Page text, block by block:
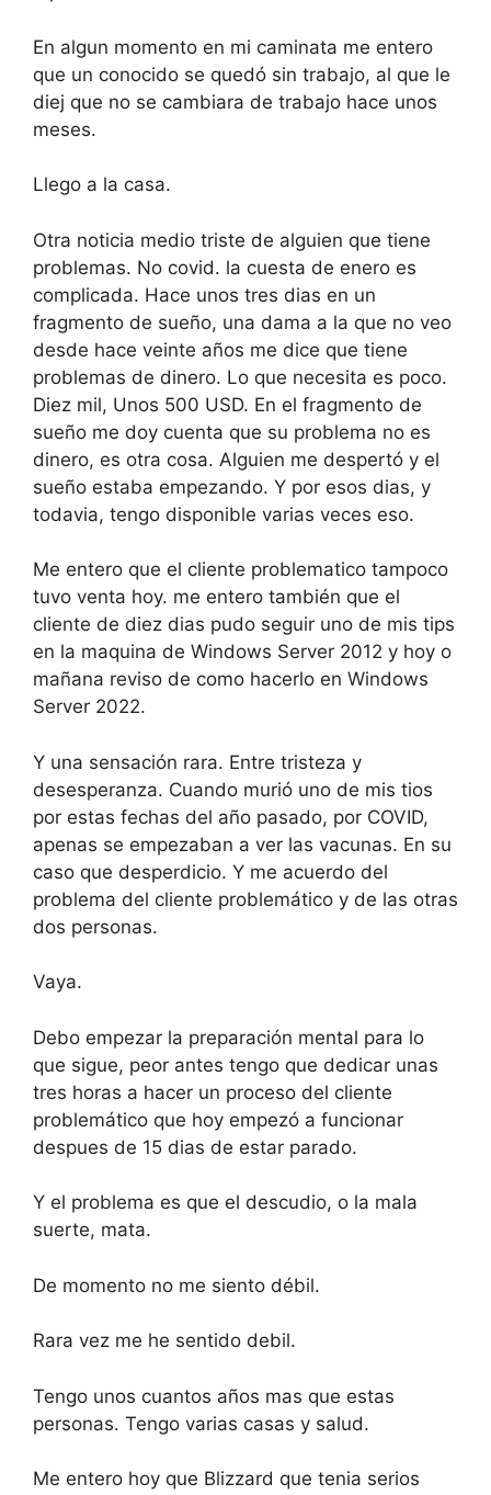
En algun momento en mi caminata me entero
que un conocido se quedó sin trabajo, al que le
diej que no se cambiara de trabajo hace unos
meses.
Llego a la casa.
Otra noticia medio triste de alguien que tiene
problemas. No covid. la cuesta de enero es
complicada. Hace unos tres dias en un
fragmento de sueño, una dama a la que no veo
desde hace veinte años me dice que tiene
problemas de dinero. Lo que necesita es poco.
Diez mil, Unos 500 USD. En el fragmento de
sueño me doy cuenta que su problema no es
dinero, es otra cosa. Alguien me despertó y el
sueño estaba empezando. Y por esos dias, y
todavia, tengo disponible varias veces eso.
Me entero que el cliente problematico tampoco
tuvo venta hoy. me entero también que el
cliente de diez dias pudo seguir uno de mis tips
en la maquina de Windows Server 2012 y hoy o
mañana reviso de como hacerlo en Windows
Server 2022.
Y una sensación rara. Entre tristeza y
desesperanza. Cuando murió uno de mis tios
por estas fechas del año pasado, por COVID,
apenas se empezaban a ver las vacunas. En su
caso que desperdicio. Y me acuerdo del
problema del cliente problemático y de las otras
dos personas.
Vaya.
Debo empezar la preparación mental para lo
que sigue, peor antes tengo que dedicar unas
tres horas a hacer un proceso del cliente
problemático que hoy empezó a funcionar
despues de 15 dias de estar parado.
Y el problema es que el descudio, o la mala
suerte, mata.
De momento no me siento débil.
Rara vez me he sentido debil.
Tengo unos cuantos años mas que estas
personas. Tengo varias casas y salud.
Me entero hoy que Blizzard que tenia serios